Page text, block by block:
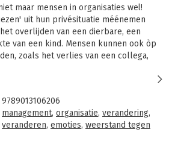
maar mensen in organisaties wel!
uit hun privésituatie méénemen
overlijden van een dierbare, een
van een kind. Mensen kunnen ook òp
zoals het verlies van een collega,
voor de emotionele reactie op verlies
niet maar mensen in organisaties
en rouw heeft dus fundamenteel te
van organisaties. Bij een gezonde
9789013106206
management, organisatie, verandering,
veranderen, emoties, weerstand tegen